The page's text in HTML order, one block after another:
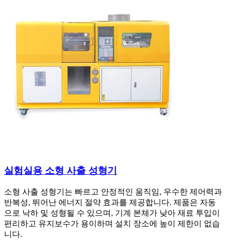
실험실용 소형 사출 성형기
소형 사출 성형기는 빠르고 안정적인 움직임, 우수한 제어력과
반복성, 뛰어난 에너지 절약 효과를 제공합니다. 제품은 자동
으로 낙하 및 성형될 수 있으며, 기계 본체가 낮아 재료 투입이
편리하고 유지보수가 용이하며 설치 장소에 높이 제한이 없습
니다.